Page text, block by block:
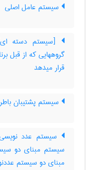
سیستم عامل اصلی
[سیستم دسته
گروههایی که از قبل
قرار میدهد
سیستم پشتیبان
سیستم عدد
سیستم مبنای دو
مبنای دو سیستم